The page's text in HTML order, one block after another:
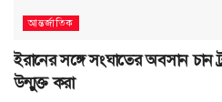
আন্তর্জাতিক
ইরানের সঙ্গে সংঘাতের অবসান চান
উন্মুক্ত করা